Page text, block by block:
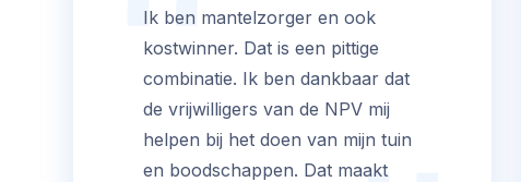
Ik ben mantelzorger en ook
kostwinner. Dat is een pittige
combinatie. Ik ben dankbaar dat
de vrijwilligers van de NPV mij
helpen bij het doen van mijn tuin
en boodschappen. Dat maakt